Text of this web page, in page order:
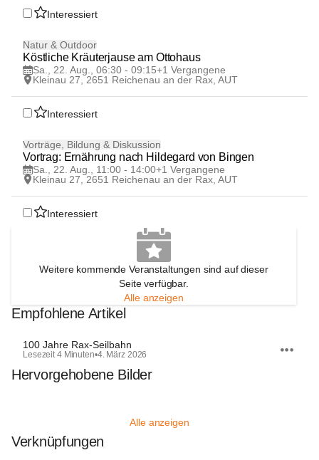
Interessiert
22
AUG
Natur & Outdoor
Köstliche Kräuterjause am Ottohaus
Sa., 22. Aug., 06:30 - 09:15+1 Vergangene
Kleinau 27, 2651 Reichenau an der Rax, AUT
Interessiert
22
AUG
Vorträge, Bildung & Diskussion
Vortrag: Ernährung nach Hildegard von Bingen
Sa., 22. Aug., 11:00 - 14:00+1 Vergangene
Kleinau 27, 2651 Reichenau an der Rax, AUT
Interessiert
Weitere kommende Veranstaltungen sind auf dieser
Seite verfügbar.
Alle anzeigen
Empfohlene Artikel
100 Jahre Rax-Seilbahn
Lesezeit 4 Minuten•4. März 2026
Hervorgehobene Bilder
Alle anzeigen
Verknüpfungen